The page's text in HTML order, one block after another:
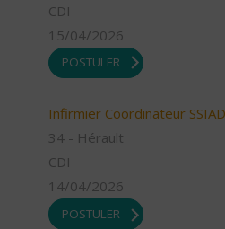
CDI
15/04/2026
POSTULER
Infirmier Coordinateur
34 - Hérault
CDI
14/04/2026
POSTULER